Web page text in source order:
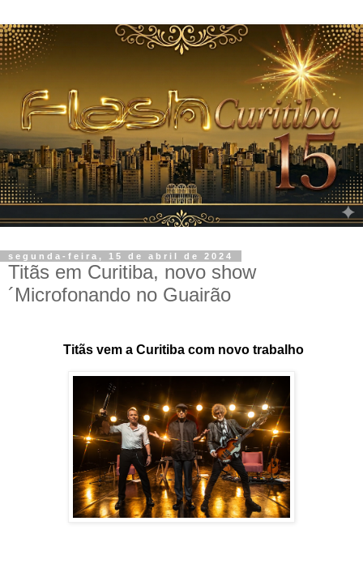
segunda-feira, 15 de abril de 2024
Titãs em Curitiba, novo show
´Microfonando no Guairão
Titãs vem a Curitiba com novo trabalho